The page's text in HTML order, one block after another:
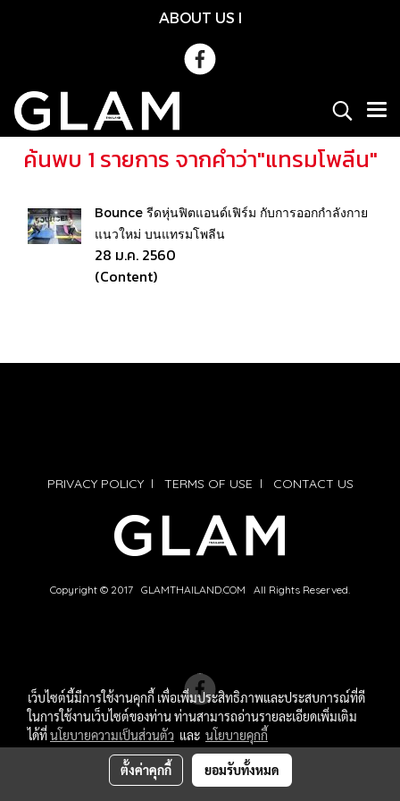
ABOUT US l
ค้นพบ 1 รายการ จากคำว่า"แทรมโพลีน"
Bounce รีดหุ่นฟิตแอนด์เฟิร์ม กับการออกกำลังกาย
แนวใหม่ บนแทรมโพลีน
28 ม.ค. 2560
(Content)
PRIVACY POLICYl TERMS OF USE l CONTACT US
Copyright © 2017 GLAMTHAILAND.COM All Rights Reserved.
เว็บไซต์นี้มีการใช้งานคุกกี้ เพื่อเพิ่มประสิทธิภาพและประสบการณ์ที่ดี
ในการใช้งานเว็บไซต์ของท่าน ท่านสามารถอ่านรายละเอียดเพิ่มเติม
ได้ที่นโยบายความเป็นส่วนตัว และ นโยบายคุกกี้
ตั้งค่าคุกกี้ ยอมรับทั้งหมด